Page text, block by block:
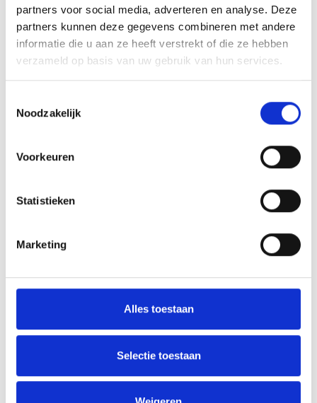
partners voor social media, adverteren en analyse. Deze
partners kunnen deze gegevens combineren met andere
informatie die u aan ze heeft verstrekt of die ze hebben
verzameld op basis van uw gebruik van hun services.
Noodzakelijk
Voorkeuren
Statistieken
Marketing
Alles toestaan
Selectie toestaan
Clausules in een koopovereenkomst:
Een koopovereenkomst is meer dan alleen een document waarin de
Lees bericht